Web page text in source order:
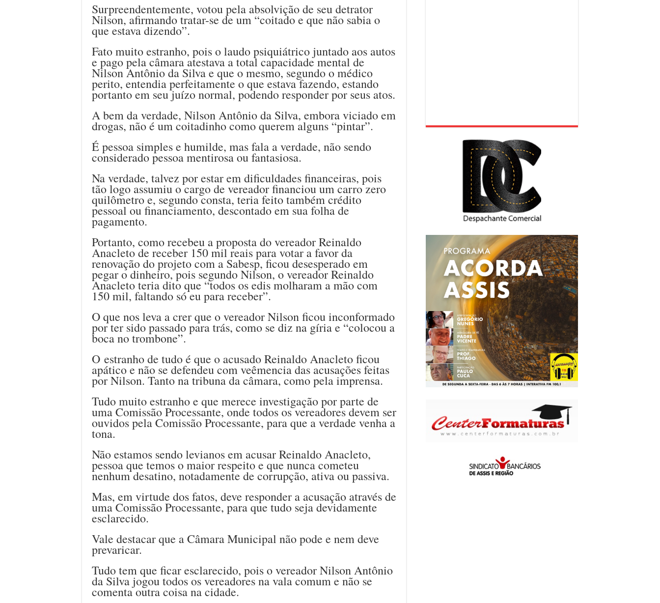
Surpreendentemente, votou pela absolvição de seu detrator
Nilson, afirmando tratar-se de um “coitado e que não sabia o
que estava dizendo”.
Fato muito estranho, pois o laudo psiquiátrico juntado aos autos
e pago pela câmara atestava a total capacidade mental de
Nilson Antônio da Silva e que o mesmo, segundo o médico
perito, entendia perfeitamente o que estava fazendo, estando
portanto em seu juízo normal, podendo responder por seus atos.
A bem da verdade, Nilson Antônio da Silva, embora viciado em
drogas, não é um coitadinho como querem alguns “pintar”.
É pessoa simples e humilde, mas fala a verdade, não sendo
considerado pessoa mentirosa ou fantasiosa.
Na verdade, talvez por estar em dificuldades financeiras, pois
tão logo assumiu o cargo de vereador financiou um carro zero
quilômetro e, segundo consta, teria feito também crédito
pessoal ou financiamento, descontado em sua folha de
pagamento.
Portanto, como recebeu a proposta do vereador Reinaldo
Anacleto de receber 150 mil reais para votar a favor da
renovação do projeto com a Sabesp, ficou desesperado em
pegar o dinheiro, pois segundo Nilson, o vereador Reinaldo
Anacleto teria dito que “todos os edis molharam a mão com
150 mil, faltando só eu para receber”.
O que nos leva a crer que o vereador Nilson ficou inconformado
por ter sido passado para trás, como se diz na gíria e “colocou a
boca no trombone”.
O estranho de tudo é que o acusado Reinaldo Anacleto ficou
apático e não se defendeu com veêmencia das acusações feitas
por Nilson. Tanto na tribuna da câmara, como pela imprensa.
Tudo muito estranho e que merece investigação por parte de
uma Comissão Processante, onde todos os vereadores devem ser
ouvidos pela Comissão Processante, para que a verdade venha a
tona.
Não estamos sendo levianos em acusar Reinaldo Anacleto,
pessoa que temos o maior respeito e que nunca cometeu
nenhum desatino, notadamente de corrupção, ativa ou passiva.
Mas, em virtude dos fatos, deve responder a acusação através de
uma Comissão Processante, para que tudo seja devidamente
esclarecido.
Vale destacar que a Câmara Municipal não pode e nem deve
prevaricar.
Tudo tem que ficar esclarecido, pois o vereador Nilson Antônio
da Silva jogou todos os vereadores na vala comum e não se
comenta outra coisa na cidade.